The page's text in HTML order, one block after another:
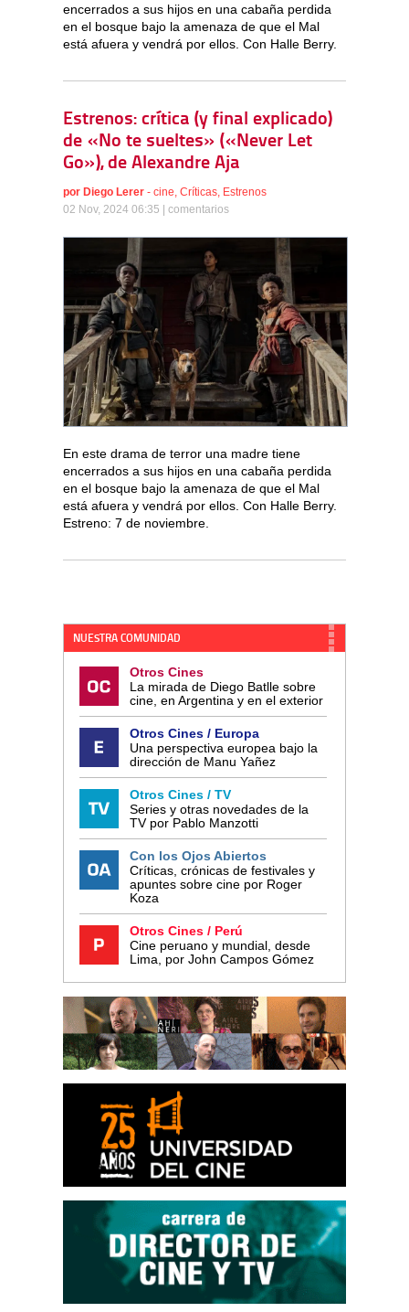
encerrados a sus hijos en una cabaña perdida
en el bosque bajo la amenaza de que el Mal
está afuera y vendrá por ellos. Con Halle Berry.
Estrenos: crítica (y final explicado)
de «No te sueltes» («Never Let
Go»), de Alexandre Aja
por Diego Lerer - cine Críticas Estrenos
02 Nov, 2024 06:35 | comentarios
En este drama de terror una madre tiene
encerrados a sus hijos en una cabaña perdida
en el bosque bajo la amenaza de que el Mal
está afuera y vendrá por ellos. Con Halle Berry.
Estreno: 7 de noviembre.
NUESTRA COMUNIDAD
Otros Cines
La mirada de Diego Batlle sobre
cine, en Argentina y en el exterior
Otros Cines / Europa
Una perspectiva europea bajo la
dirección de Manu Yañez
Otros Cines / TV
Series y otras novedades de la
TV por Pablo Manzotti
Con los Ojos Abiertos
Críticas, crónicas de festivales y
apuntes sobre cine por Roger
Koza
Otros Cines / Perú
Cine peruano y mundial, desde
Lima, por John Campos Gómez